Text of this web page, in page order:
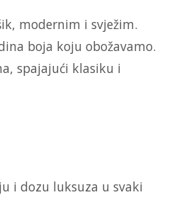
modernim i svježim.
boja koju obožavamo.
spajajući klasiku i
i dozu luksuza u svaki